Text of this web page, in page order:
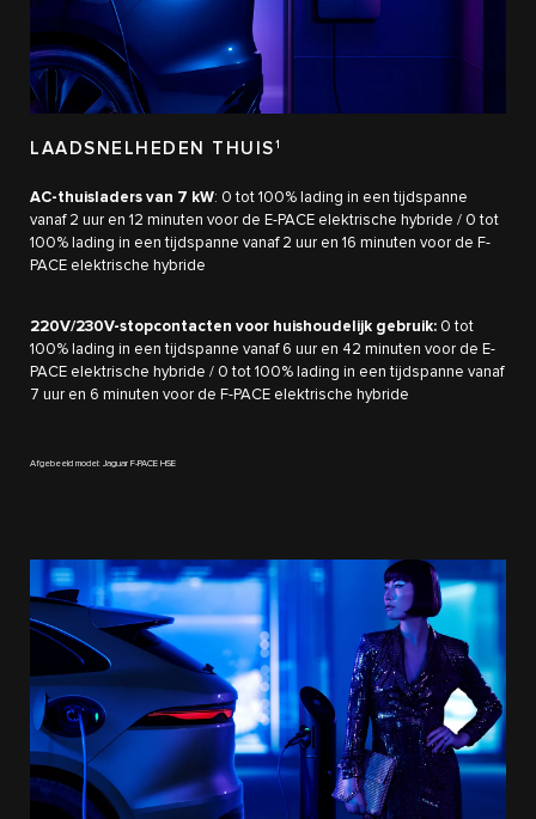
LAADSNELHEDEN THUIS 1
AC-thuisladers van 7 kW: 0 tot 100% lading in een tijdspanne
vanaf 2 uur en 12 minuten voor de E-PACE elektrische hybride / 0 tot
100% lading in een tijdspanne vanaf 2 uur en 16 minuten voor de F-
PACE elektrische hybride
220V/230V-stopcontacten voor huishoudelijk gebruik: 0 tot
100% lading in een tijdspanne vanaf 6 uur en 42 minuten voor de E-
PACE elektrische hybride / 0 tot 100% lading in een tijdspanne vanaf
7 uur en 6 minuten voor de F-PACE elektrische hybride
Afgebeeld model: Jaguar F-PACE HSE